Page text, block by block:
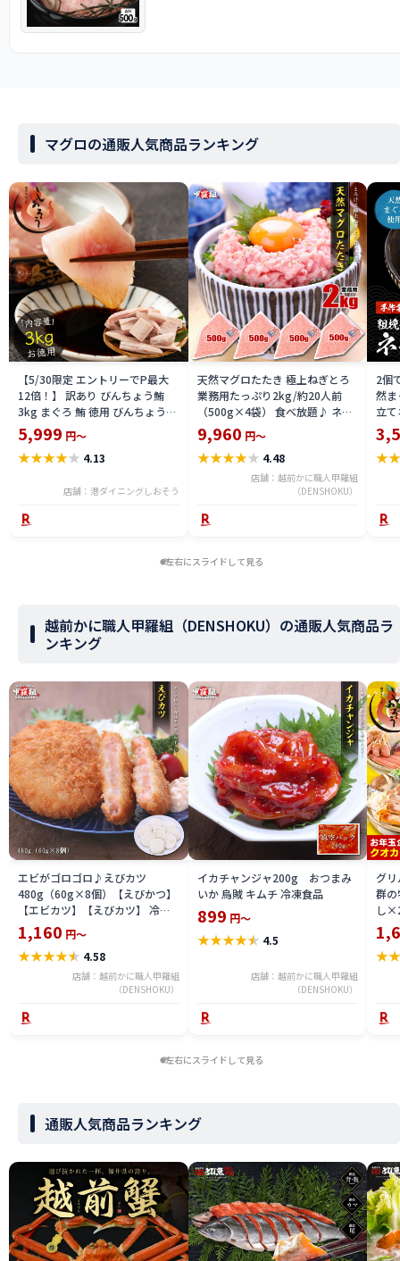
マグロの通販人気商品ランキング
【5/30限定 エントリーでP最大
12倍！】 訳あり びんちょう鮪
3kg まぐろ 鮪 徳用 びんちょうま
ぐろ ビンチョウマグロ マグロ 丼
の具 海鮮丼の具 大量 お得 プレゼ
ント ギフト プレゼント 父の日
5,999 円～
★★★★★ 4.13
店舗：港ダイニングしおそう
天然マグロたたき 極上ねぎとろ
業務用たっぷり2kg/約20人前
（500g×4袋） 食べ放題♪ ネギ
トロ まぐろ たたき マグロ タタキ
冷凍食品
9,960 円～
★★★★★ 4.48
店舗：越前かに職人甲羅組
（DENSHOKU）
2個
然
立
グロ
ギ
★
左右にスライドして見る
越前かに職人甲羅組（DENSHOKU）の通販人気商品ラ
ンキング
エビがゴロゴロ♪えびカツ
480g（60g×8個）【えびかつ】
【エビカツ】【えびカツ】 冷凍
食品
1,160 円～
★★★★★ 4.58
店舗：越前かに職人甲羅組
（DENSHOKU）
イカチャンジャ200g おつまみ
いか 烏賊 キムチ 冷凍食品
899 円～
★★★★★ 4.5
店舗：越前かに職人甲羅組
（DENSHOKU）
グ
群
し
け
食品
★
左右にスライドして見る
通販人気商品ランキング